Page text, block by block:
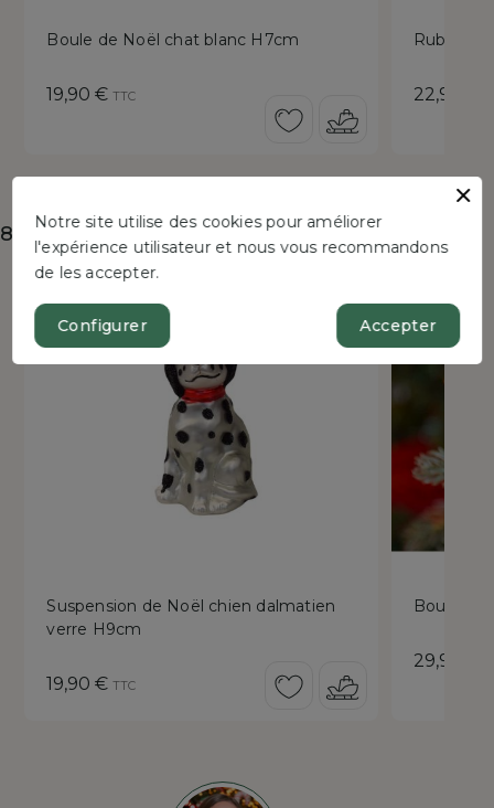
Boule de Noël chat blanc H7cm
Prix
19,90 € TTC
Ruban
Prix
22,90 €
8 autres produits dans la même catégorie :
Suspension de Noël chien dalmatien
verre H9cm
Prix
19,90 € TTC
Boule de
Prix
29,90 €
Notre site utilise des cookies pour améliorer
l'expérience utilisateur et nous vous recommandons
de les accepter.
Configurer Accepter